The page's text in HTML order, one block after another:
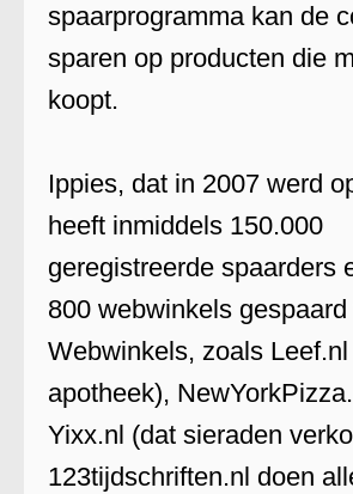
spaarprogramma kan de
sparen op producten die
koopt.
Ippies, dat in 2007 werd
heeft inmiddels 150.000
geregistreerde spaarders
800 webwinkels
Webwinkels, zoals
apotheek),
Yixx.nl (dat sieraden
123tijdschriften.nl doen